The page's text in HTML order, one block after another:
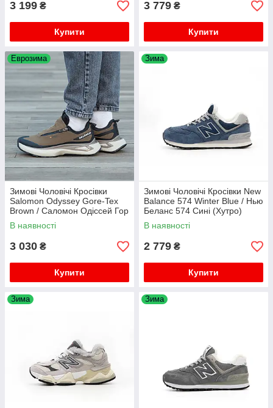
3 199 ₴
Купити
3 779 ₴
Купити
Еврозима
Зимові Чоловічі Кросівки
Salomon Odyssey Gore-Tex
Brown / Саломон Одіссей Гор
Текс Коричневі
В наявності
3 030 ₴
Купити
Зима
Зимові Чоловічі Кросівки New
Balance 574 Winter Blue / Нью
Белaнс 574 Сині (Хутро)
В наявності
2 779 ₴
Купити
Зима Зима